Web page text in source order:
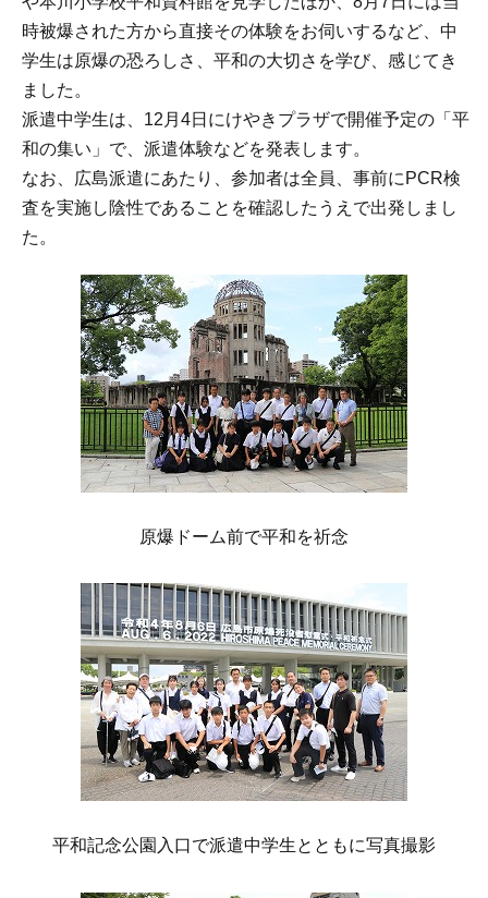
時被爆された方から直接その体験をお伺いするなど、中
学生は原爆の恐ろしさ、平和の大切さを学び、感じてき
ました。
派遣中学生は、12月4日にけやきプラザで開催予定の「平
和の集い」で、派遣体験などを発表します。
なお、広島派遣にあたり、参加者は全員、事前にPCR検
査を実施し陰性であることを確認したうえで出発しまし
た。
原爆ドーム前で平和を祈念
平和記念公園入口で派遣中学生とともに写真撮影